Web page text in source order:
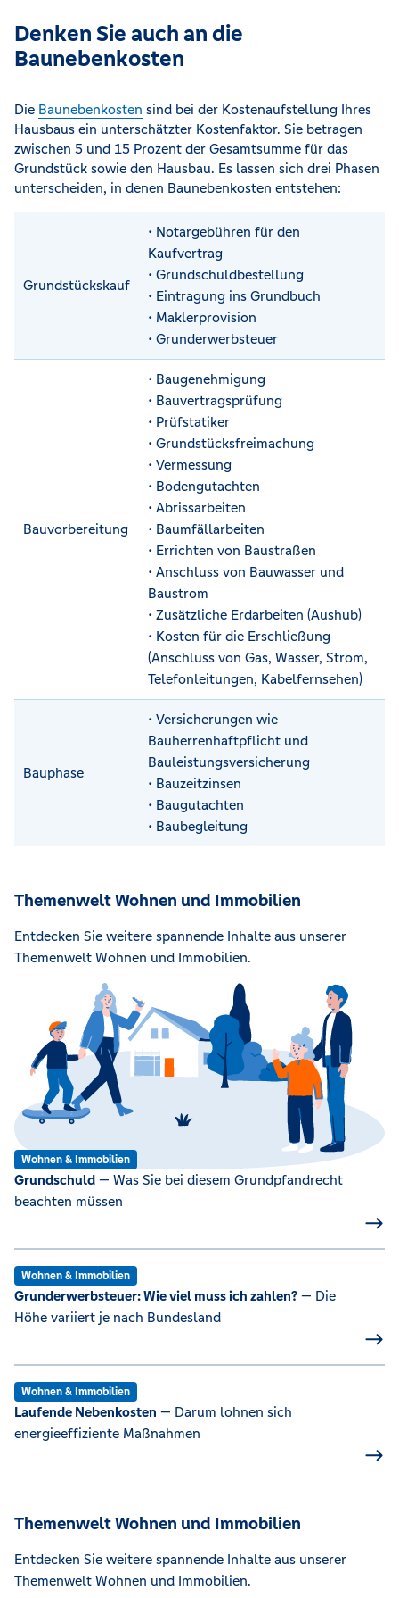
Denken Sie auch an die
Baunebenkosten
Die Baunebenkosten sind bei der Kostenaufstellung Ihres
Hausbaus ein unterschätzter Kostenfaktor. Sie betragen
zwischen 5 und 15 Prozent der Gesamtsumme für das
Grundstück sowie den Hausbau. Es lassen sich drei Phasen
unterscheiden, in denen Baunebenkosten entstehen:
Grundstückskauf
• Notargebühren für den
Kaufvertrag
• Grundschuldbestellung
• Eintragung ins Grundbuch
• Maklerprovision
• Grunderwerbsteuer
Bauvorbereitung
• Baugenehmigung
• Bauvertragsprüfung
• Prüfstatiker
• Grundstücksfreimachung
• Vermessung
• Bodengutachten
• Abrissarbeiten
• Baumfällarbeiten
• Errichten von Baustraßen
• Anschluss von Bauwasser und
Baustrom
• Zusätzliche Erdarbeiten (Aushub)
• Kosten für die Erschließung
(Anschluss von Gas, Wasser, Strom,
Telefonleitungen, Kabelfernsehen)
Bauphase
• Versicherungen wie
Bauherrenhaftpflicht und
Bauleistungsversicherung
• Bauzeitzinsen
• Baugutachten
• Baubegleitung
Themenwelt Wohnen und Immobilien
Entdecken Sie weitere spannende Inhalte aus unserer
Themenwelt Wohnen und Immobilien.
Wohnen & Immobilien
Grundschuld — Was Sie bei diesem Grundpfandrecht
beachten müssen
Wohnen & Immobilien
Grunderwerbsteuer: Wie viel muss ich zahlen? — Die
Höhe variiert je nach Bundesland
Wohnen & Immobilien
Laufende Nebenkosten — Darum lohnen sich
energieeffiziente Maßnahmen
Themenwelt Wohnen und Immobilien
Entdecken Sie weitere spannende Inhalte aus unserer
Themenwelt Wohnen und Immobilien.